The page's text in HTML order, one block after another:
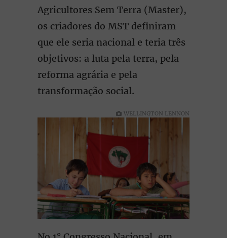
Agricultores Sem Terra (Master),
os criadores do MST definiram
que ele seria nacional e teria três
objetivos: a luta pela terra, pela
reforma agrária e pela
transformação social.
WELLINGTON LENNON